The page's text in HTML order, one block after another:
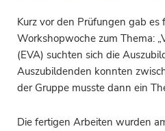
Kurz vor den Prüfungen gab
Workshopwoche zum Thema:
(EVA) suchten sich die
Auszubildenden konnten
der Gruppe musste dann ein
Die fertigen Arbeiten wurden